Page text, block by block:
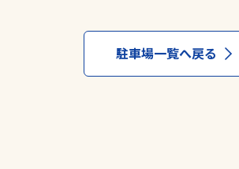
駐車場一覧へ戻る